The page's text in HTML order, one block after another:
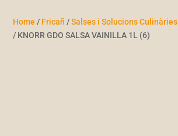
Home / Fricañ /Salses i Solucions Culinàries
/ KNORR GDO SALSA VAINILLA 1L (6)